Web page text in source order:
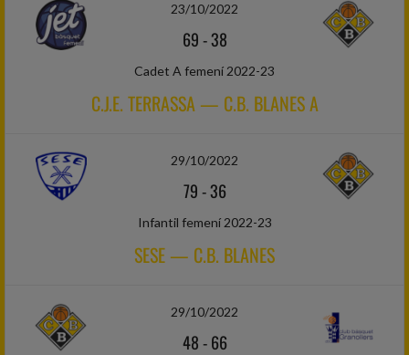
23/10/2022
69-38
Cadet A femení 2022-23
C.J.E. TERRASSA — C.B. BLANES A
29/10/2022
79-36
Infantil femení 2022-23
SESE — C.B. BLANES
29/10/2022
48-66